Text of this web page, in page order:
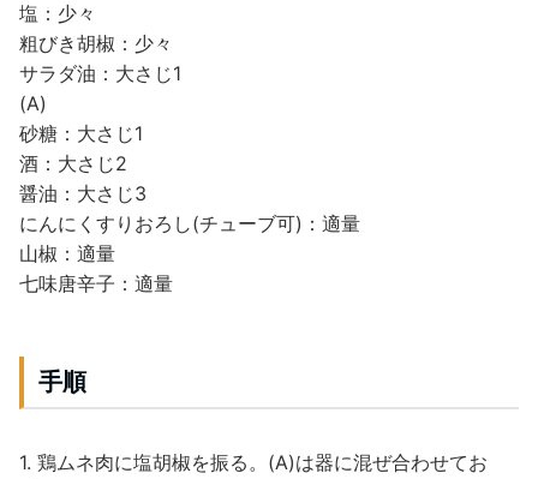
塩：少々
粗びき胡椒：少々
サラダ油：大さじ1
(A)
砂糖：大さじ1
酒：大さじ2
醤油：大さじ3
にんにくすりおろし(チューブ可)：適量
山椒：適量
七味唐辛子：適量
手順
1. 鶏ムネ肉に塩胡椒を振る。(A)は器に混ぜ合わせてお